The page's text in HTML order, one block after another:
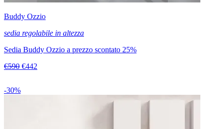
Buddy Ozzio
sedia regolabile in altezza
Sedia Buddy Ozzio a prezzo scontato 25%
€590 €442
-30%